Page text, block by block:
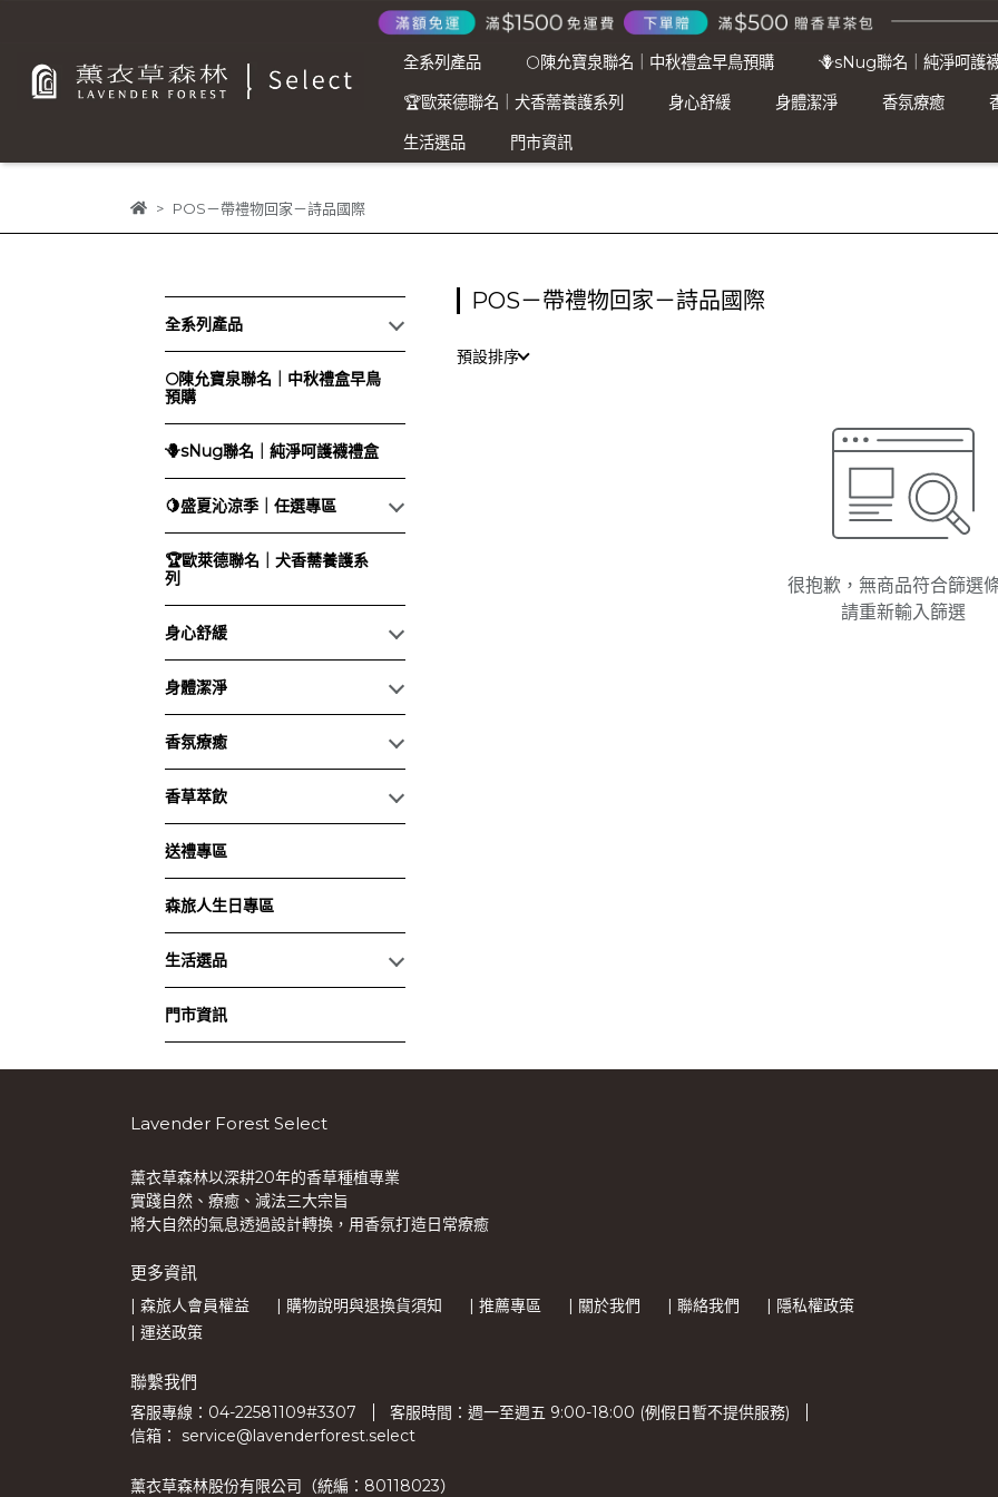
全系列產品 🌕陳允寶泉聯名｜中秋禮盒早鳥預購
🪻sNug聯名｜純淨呵護
🏆歐萊德聯名｜犬香薷養護系列
身心舒緩 身體潔淨 香氛療癒
生活選品
門市資訊
POS－帶禮物回家－詩品國際
全系列產品
🌕陳允寶泉聯名｜中秋禮盒早鳥
預購
🪻sNug聯名｜純淨呵護襪禮盒
🍋盛夏沁涼季｜任選專區
🏆歐萊德聯名｜犬香薷養護系
列
身心舒緩
身體潔淨
香氛療癒
香草萃飲
送禮專區
森旅人生日專區
生活選品
門市資訊
POS－帶禮物回家－詩品國際
預設排序
很抱歉，無商品符合篩選
請重新輸入篩選
Lavender Forest Select
薰衣草森林以深耕20年的香草種植專業
實踐自然、療癒、減法三大宗旨
將大自然的氣息透過設計轉換，用香氛打造日常療癒
更多資訊
| 森旅人會員權益 | 購物說明與退換貨須知 | 推薦專區 | 關於我們 | 聯絡我們
| 隱私權政策
| 運送政策
聯繫我們
客服專線：04-22581109#3307
客服時間：週一至週五 9:00-18:00 (例假日暫不提供服務)
信箱： service@lavenderforest.select
薰衣草森林股份有限公司（統編：80118023）